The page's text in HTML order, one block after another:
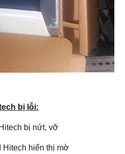
bị lỗi:
bị nứt, vỡ
Hitech hiển thị mờ